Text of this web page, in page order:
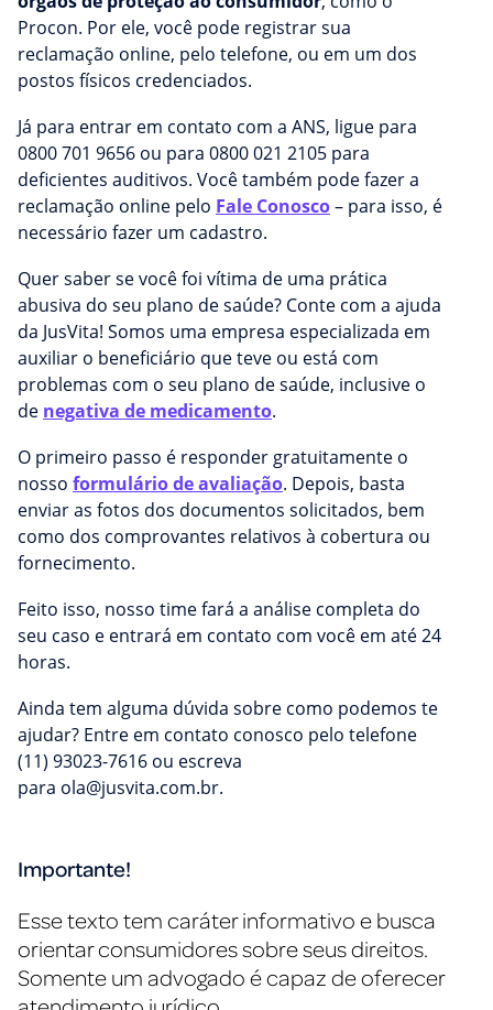
Procon. Por ele, você pode registrar sua
reclamação online, pelo telefone, ou em um dos
postos físicos credenciados.
Já para entrar em contato com a ANS, ligue para
0800 701 9656 ou para 0800 021 2105 para
deficientes auditivos. Você também pode fazer a
reclamação online pelo Fale Conosco– para isso, é
necessário fazer um cadastro.
Quer saber se você foi vítima de uma prática
abusiva do seu plano de saúde? Conte com a ajuda
da JusVita! Somos uma empresa especializada em
auxiliar o beneficiário que teve ou está com
problemas com o seu plano de saúde, inclusive o
de negativa de medicamento.
O primeiro passo é responder gratuitamente o
nosso formulário de avaliação. Depois, basta
enviar as fotos dos documentos solicitados, bem
como dos comprovantes relativos à cobertura ou
fornecimento.
Feito isso, nosso time fará a análise completa do
seu caso e entrará em contato com você em até 24
horas.
Ainda tem alguma dúvida sobre como podemos te
ajudar? Entre em contato conosco pelo telefone
(11) 93023-7616 ou escreva
para ola@jusvita.com.br.
Importante!
Esse texto tem caráter informativo e busca
orientar consumidores sobre seus direitos.
Somente um advogado é capaz de oferecer